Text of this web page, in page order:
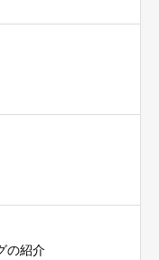
の紹介